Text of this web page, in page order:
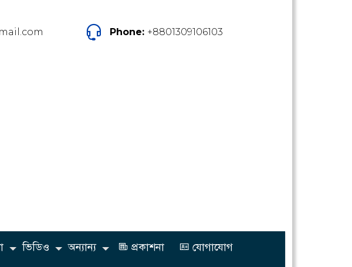
Phone: +8801309106103
ভিডিও অন্যান্য প্রকাশনা যোগাযোগ